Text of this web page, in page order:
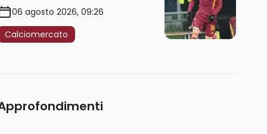
06 agosto 2026, 09:26
Calciomercato